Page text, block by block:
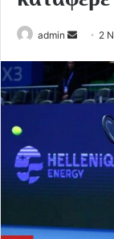
admin
Send 2